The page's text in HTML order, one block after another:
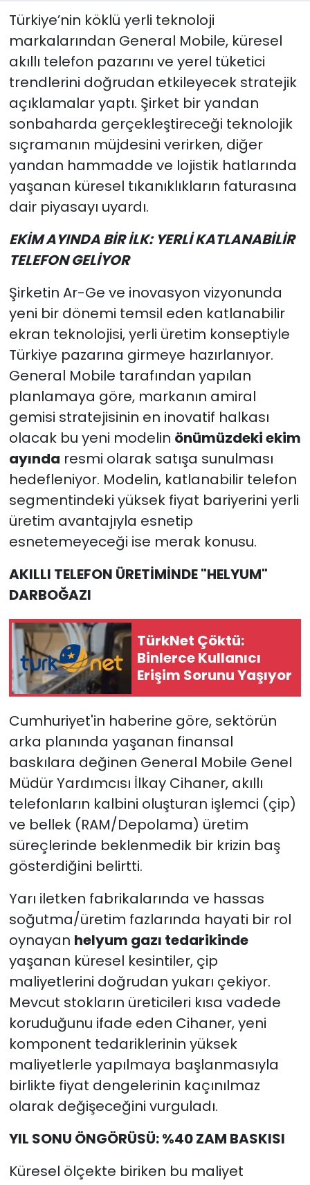
Türkiye’nin köklü yerli teknoloji
markalarından General Mobile, küresel
akıllı telefon pazarını ve yerel tüketici
trendlerini doğrudan etkileyecek stratejik
açıklamalar yaptı. Şirket bir yandan
sonbaharda gerçekleştireceği teknolojik
sıçramanın müjdesini verirken, diğer
yandan hammadde ve lojistik hatlarında
yaşanan küresel tıkanıklıkların faturasına
dair piyasayı uyardı.
EKİM AYINDA BİR İLK: YERLİ KATLANABİLİR
TELEFON GELİYOR
Şirketin Ar-Ge ve inovasyon vizyonunda
yeni bir dönemi temsil eden katlanabilir
ekran teknolojisi, yerli üretim konseptiyle
Türkiye pazarına girmeye hazırlanıyor.
General Mobile tarafından yapılan
planlamaya göre, markanın amiral
gemisi stratejisinin en inovatif halkası
olacak bu yeni modelin önümüzdeki ekim
ayında resmi olarak satışa sunulması
hedefleniyor. Modelin, katlanabilir telefon
segmentindeki yüksek fiyat bariyerini yerli
üretim avantajıyla esnetip
esnetemeyeceği ise merak konusu.
AKILLI TELEFON ÜRETİMİNDE "HELYUM"
DARBOĞAZI
TürkNet Çöktü:
Binlerce Kullanıcı
Erişim Sorunu Yaşıyor
Cumhuriyet'in haberine göre, sektörün
arka planında yaşanan finansal
baskılara değinen General Mobile Genel
Müdür Yardımcısı İlkay Cihaner, akıllı
telefonların kalbini oluşturan işlemci (çip)
ve bellek (RAM/Depolama) üretim
süreçlerinde beklenmedik bir krizin baş
gösterdiğini belirtti.
Yarı iletken fabrikalarında ve hassas
soğutma/üretim fazlarında hayati bir rol
oynayan helyum gazı tedarikinde
yaşanan küresel kesintiler, çip
maliyetlerini doğrudan yukarı çekiyor.
Mevcut stokların üreticileri kısa vadede
koruduğunu ifade eden Cihaner, yeni
komponent tedariklerinin yüksek
maliyetlerle yapılmaya başlanmasıyla
birlikte fiyat dengelerinin kaçınılmaz
olarak değişeceğini vurguladı.
YIL SONU ÖNGÖRÜSÜ: %40 ZAM BASKISI
Küresel ölçekte biriken bu maliyet